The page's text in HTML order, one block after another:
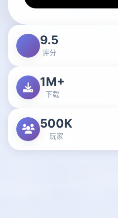
9.5
评分
1M+
下载
500K
玩家